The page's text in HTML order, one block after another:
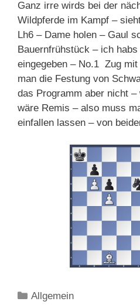
Ganz irre wirds bei der
Wildpferde im Kampf –
Lh6 – Dame holen – Gaul
Bauernfrühstück – ich
eingegeben – No.1 Zug
man die Festung von
das Programm aber nicht
wäre Remis – also muss
einfallen lassen – von
Kategorien
Allgemein